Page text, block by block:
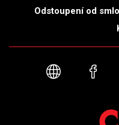
Odstoupení od
Webové